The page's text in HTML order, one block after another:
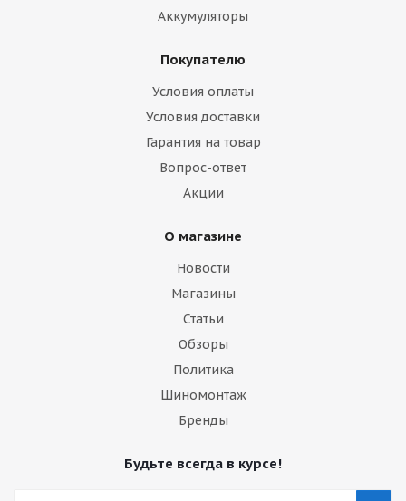
Аккумуляторы
Покупателю
Условия оплаты
Условия доставки
Гарантия на товар
Вопрос-ответ
Акции
О магазине
Новости
Магазины
Статьи
Обзоры
Политика
Шиномонтаж
Бренды
Будьте всегда в курсе!